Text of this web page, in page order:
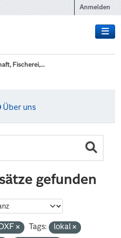
Anmelden
Fischerei,...
Über uns
gefunden
DXF Tags:
lokal